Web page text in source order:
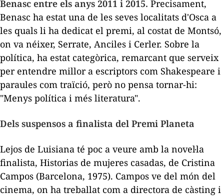
Benasc entre els anys 2011 i 2015. Precisament,
Benasc ha estat una de les seves localitats d'Osca a
les quals li ha dedicat el premi, al costat de Montsó,
on va néixer, Serrate, Anciles i Cerler. Sobre la
política, ha estat categòrica, remarcant que serveix
per entendre millor a escriptors com Shakespeare i
paraules com traïció, però no pensa tornar-hi:
"Menys política i més literatura".
Dels suspensos a finalista del Premi Planeta
Lejos de Luisiana té poc a veure amb la novel·la
finalista, Historias de mujeres casadas, de Cristina
Campos (Barcelona, 1975). Campos ve del món del
cinema, on ha treballat com a directora de càsting i